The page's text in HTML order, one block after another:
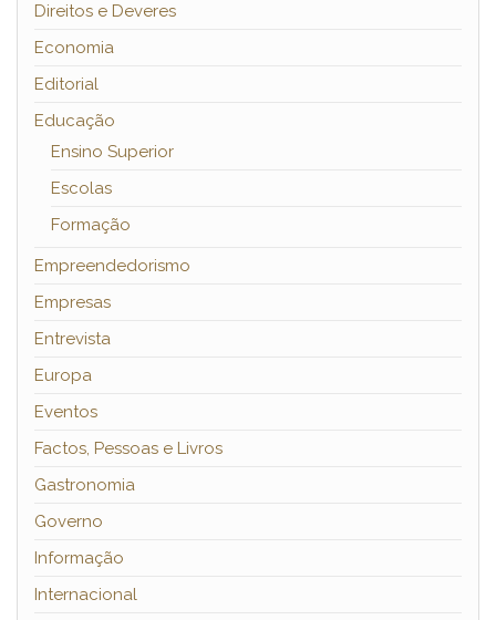
Direitos e Deveres
Economia
Editorial
Educação
Ensino Superior
Escolas
Formação
Empreendedorismo
Empresas
Entrevista
Europa
Eventos
Factos, Pessoas e Livros
Gastronomia
Governo
Informação
Internacional